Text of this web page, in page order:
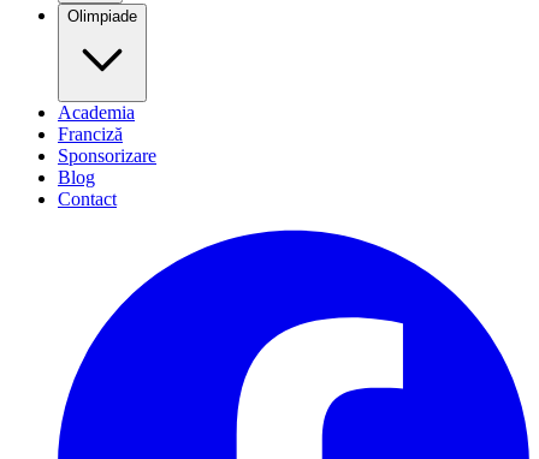
Olimpiade
Academia
Franciză
Sponsorizare
Blog
Contact